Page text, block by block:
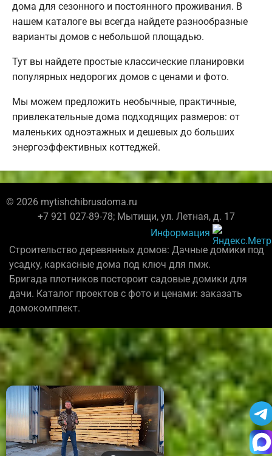
дома для сезонного и постоянного проживания. В
нашем каталоге вы всегда найдете разнообразные
варианты домов с небольшой площадью.
Тут вы найдете простые классические планировки
популярных недорогих домов с ценами и фото.
Мы можем предложить необычные, практичные,
привлекательные дома подходящих размеров: от
маленьких одноэтажных и дешевых до больших
энергоэффективных коттеджей.
© 2026 mytishchibrusdoma.ru
+7 921 027-89-78; Мытищи, ул. Летная, д. 17
Информация
Строительство деревянных домов: Дачные домики под
усадку, каркасные дома под ключ для пмж.
Бригада плотников постороит садовые домики для
дачи. Каталог проектов с фото и ценами: заказать
домокомплект.